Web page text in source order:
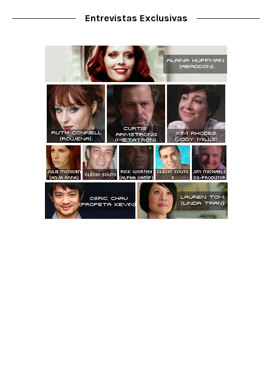
Entrevistas Exclusivas